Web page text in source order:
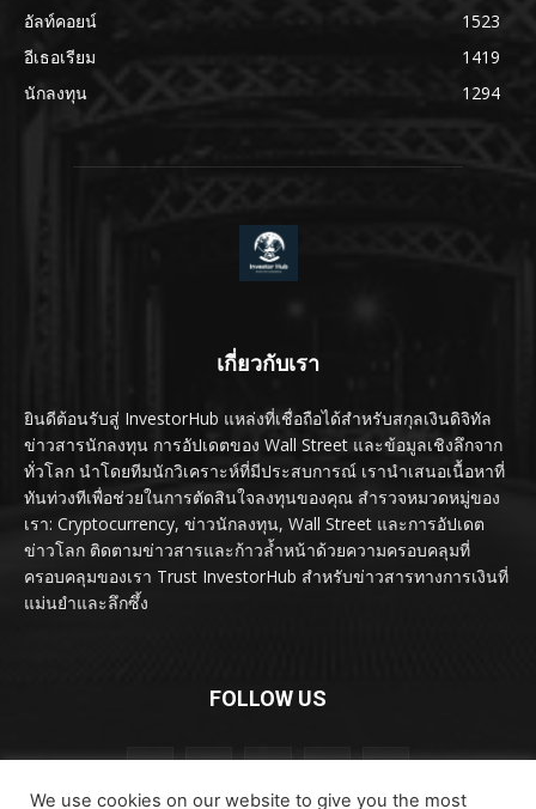
อัลท์คอยน์
1523
อีเธอเรียม
1419
นักลงทุน
1294
เกี่ยวกับเรา
ยินดีต้อนรับสู่ InvestorHub แหล่งที่เชื่อถือได้สำหรับสกุลเงินดิจิทัล
ข่าวสารนักลงทุน การอัปเดตของ Wall Street และข้อมูลเชิงลึกจาก
ทั่วโลก นำโดยทีมนักวิเคราะห์ที่มีประสบการณ์ เรานำเสนอเนื้อหาที่
ทันท่วงทีเพื่อช่วยในการตัดสินใจลงทุนของคุณ สำรวจหมวดหมู่ของ
เรา: Cryptocurrency, ข่าวนักลงทุน, Wall Street และการอัปเดต
ข่าวโลก ติดตามข่าวสารและก้าวล้ำหน้าด้วยความครอบคลุมที่
ครอบคลุมของเรา Trust InvestorHub สำหรับข่าวสารทางการเงินที่
แม่นยำและลึกซึ้ง
FOLLOW US
We use cookies on our website to give you the most